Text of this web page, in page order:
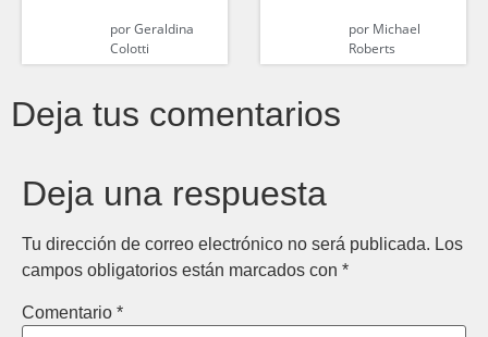
porGeraldina
Colotti
porMichael
Roberts
Deja tus comentarios
Deja una respuesta
Tu dirección de correo electrónico no será publicada. Los
campos obligatorios están marcados con *
Comentario *